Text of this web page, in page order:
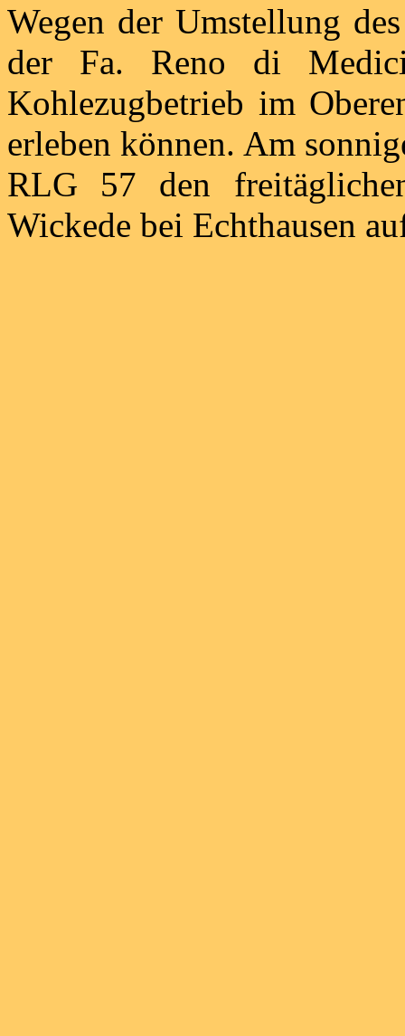
Wegen der Umstellung
der Fa. Reno di
Kohlezugbetrieb im
erleben können. Am
RLG 57 den
Wickede bei Echthausen